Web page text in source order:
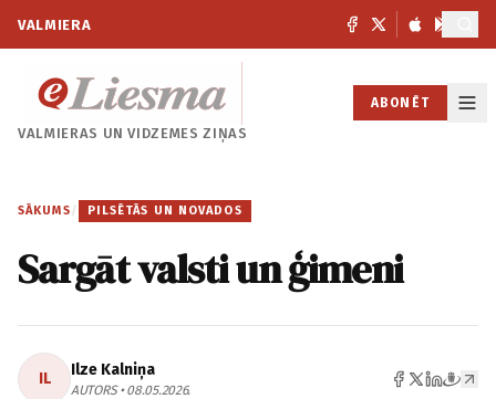
VALMIERA
VALMIERAS UNVIDZEMES ZIŅAS
ABONĒT
SĀKUMS / PILSĒTĀS UN NOVADOS
Sargāt valsti un ģimeni
IL Ilze Kalniņa
AUTORS • 08.05.2026.